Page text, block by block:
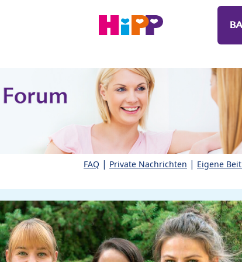
FAQ | Private Nachrichten | Eigene